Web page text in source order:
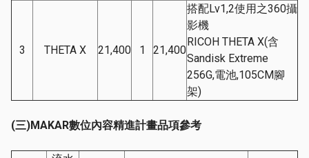
3 THETA X 21,400 1 21,400
搭配Lv1,2使用之360攝
影機
RICOH THETA X(含
Sandisk Extreme
256G,電池,105CM腳
架)
(三)MAKAR數位內容精進計畫品項參考